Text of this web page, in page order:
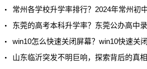
常州各学校升学率排行？2024年常州初
东莞的高考本科升学率？东莞公办高中
win10怎么快速关闭屏幕？win10快速关
山东临沂突发不明巨响，探索背后的真相